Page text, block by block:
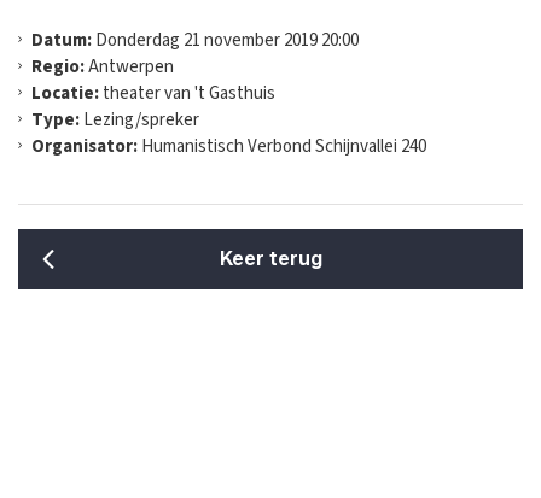
Datum:Donderdag 21 november 2019 20:00
Regio:Antwerpen
Locatie:theater van 't Gasthuis
Type:Lezing/spreker
Organisator:Humanistisch Verbond Schijnvallei 240
Keer terug